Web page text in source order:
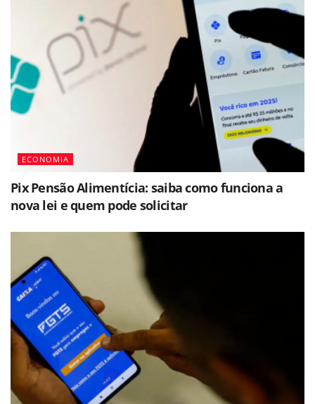
ECONOMIA
Pix Pensão Alimentícia: saiba como funciona a
nova lei e quem pode solicitar